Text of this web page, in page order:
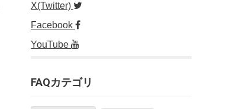
X(Twitter)
Facebook
YouTube
FAQカテゴリ